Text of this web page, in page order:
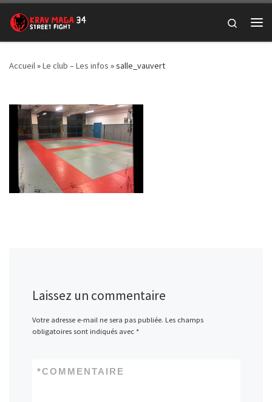
Passer au contenu
Search
Accueil»Le club – Les infos »salle_vauvert
Laissez un commentaire
Votre adresse e-mail ne sera pas publiée. Les champs
obligatoires sont indiqués avec *
COMMENTAIRE
*